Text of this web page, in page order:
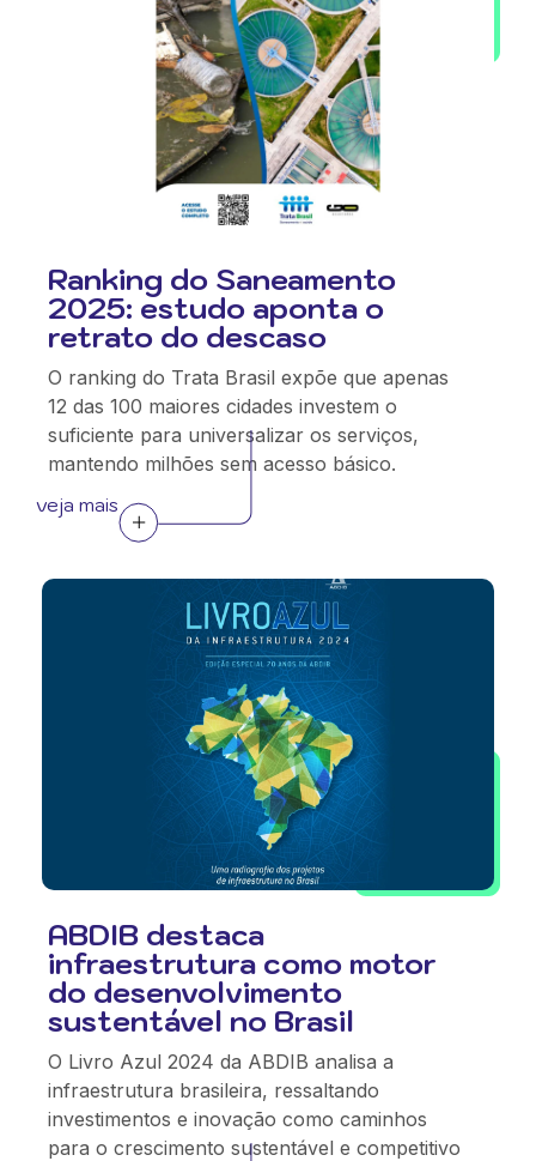
Ranking do Saneamento
2025: estudo aponta o
retrato do descaso
O ranking do Trata Brasil expõe que apenas
12 das 100 maiores cidades investem o
suficiente para universalizar os serviços,
mantendo milhões sem acesso básico.
veja mais
ABDIB destaca
infraestrutura como motor
do desenvolvimento
sustentável no Brasil
O Livro Azul 2024 da ABDIB analisa a
infraestrutura brasileira, ressaltando
investimentos e inovação como caminhos
para o crescimento sustentável e competitivo